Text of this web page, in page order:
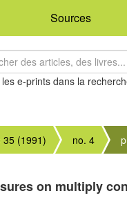
Sources
e-prints dans la
35 (1991) no. 4
on multiply